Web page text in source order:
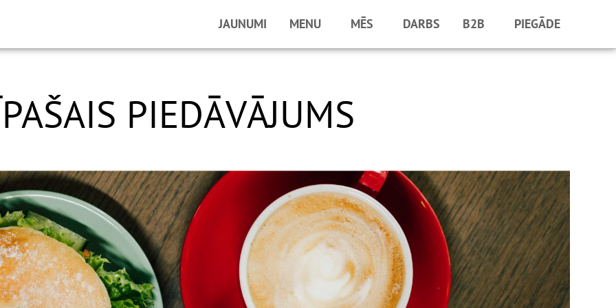
JAUNUMI MENU MĒS DARBS B2B PIEGĀDE
PIEDĀVĀJUMS